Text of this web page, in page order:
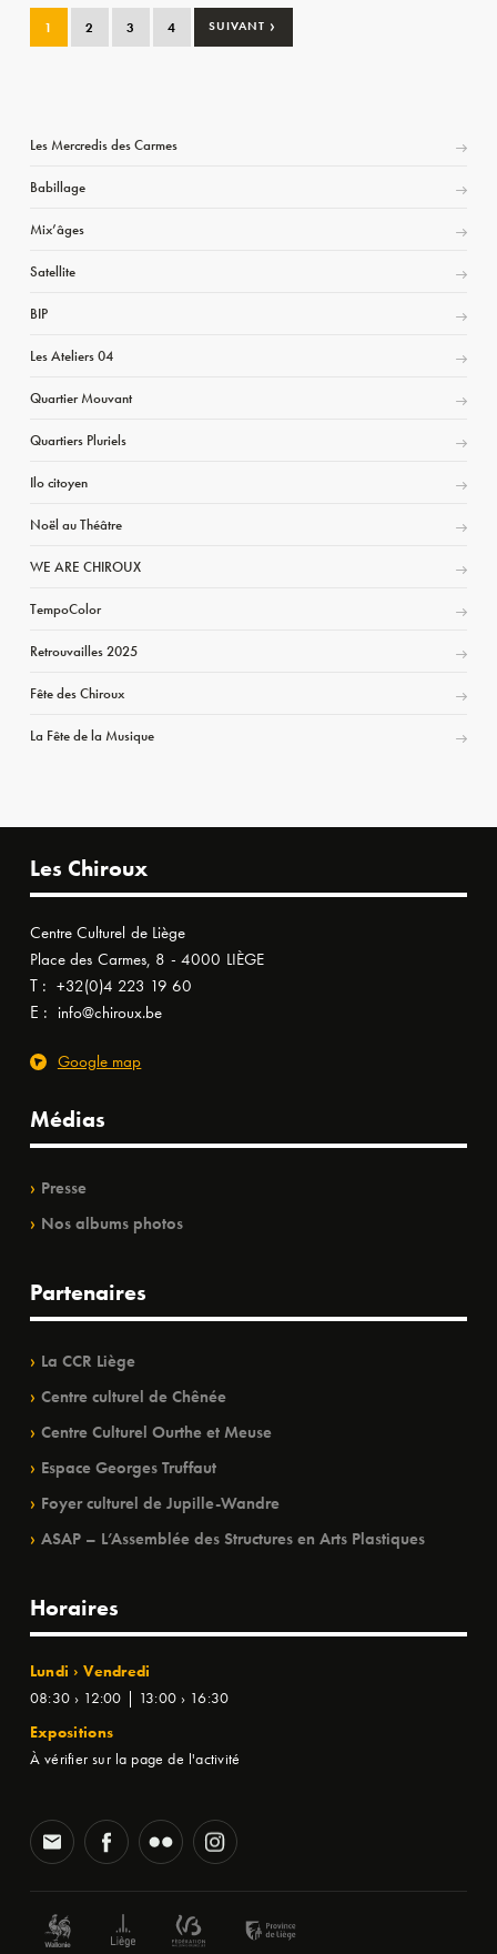
1 2 3 4 SUIVANT ›
Les Mercredis des Carmes
Babillage
Mix’âges
Satellite
BIP
Les Ateliers 04
Quartier Mouvant
Quartiers Pluriels
Ilo citoyen
Noël au Théâtre
WE ARE CHIROUX
TempoColor
Retrouvailles 2025
Fête des Chiroux
La Fête de la Musique
Les Chiroux
Centre Culturel de Liège
Place des Carmes, 8 - 4000 LIÈGE
T : +32(0)4 223 19 60
E : info@chiroux.be
Google map
Médias
Presse
Nos albums photos
Partenaires
La CCR Liège
Centre culturel de Chênée
Centre Culturel Ourthe et Meuse
Espace Georges Truffaut
Foyer culturel de Jupille-Wandre
ASAP – L’Assemblée des Structures en Arts Plastiques
Horaires
Lundi › Vendredi
08:30 › 12:00 | 13:00 › 16:30
Expositions
À vérifier sur la page de l'activité